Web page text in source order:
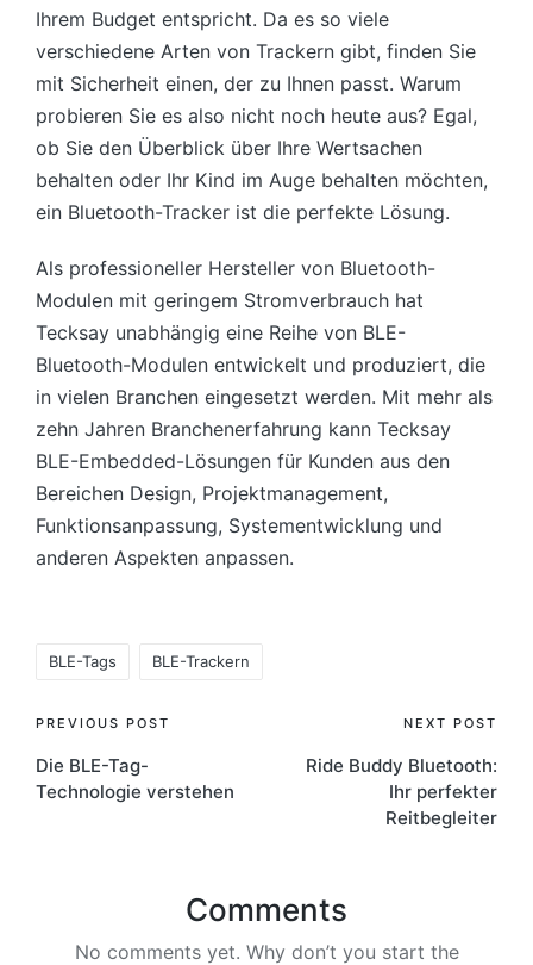
Ihrem Budget entspricht. Da es so viele
verschiedene Arten von Trackern gibt, finden Sie
mit Sicherheit einen, der zu Ihnen passt. Warum
probieren Sie es also nicht noch heute aus? Egal,
ob Sie den Überblick über Ihre Wertsachen
behalten oder Ihr Kind im Auge behalten möchten,
ein Bluetooth-Tracker ist die perfekte Lösung.
Als professioneller Hersteller von Bluetooth-
Modulen mit geringem Stromverbrauch hat
Tecksay unabhängig eine Reihe von BLE-
Bluetooth-Modulen entwickelt und produziert, die
in vielen Branchen eingesetzt werden. Mit mehr als
zehn Jahren Branchenerfahrung kann Tecksay
BLE-Embedded-Lösungen für Kunden aus den
Bereichen Design, Projektmanagement,
Funktionsanpassung, Systementwicklung und
anderen Aspekten anpassen.
BLE-Tags BLE-Trackern
Post
navigation
PREVIOUS POST
Die BLE-Tag-
Technologie verstehen
NEXT POST
Ride Buddy Bluetooth:
Ihr perfekter
Reitbegleiter
Comments
No comments yet. Why don’t you start the